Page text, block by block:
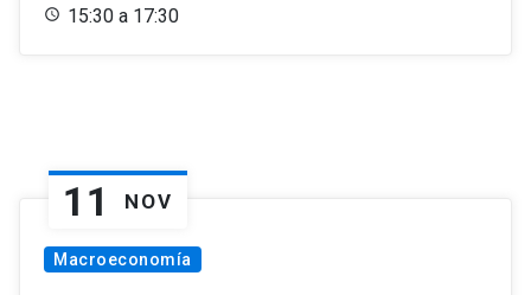
15:30 a 17:30
11 NOV
Macroeconomía